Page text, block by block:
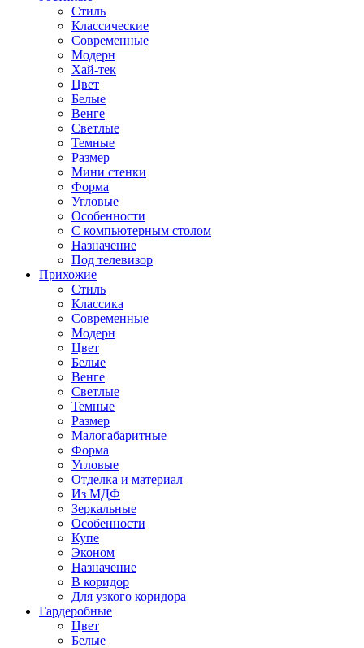
Стиль
Классические
Современные
Модерн
Хай-тек
Цвет
Белые
Венге
Светлые
Темные
Размер
Мини стенки
Форма
Угловые
Особенности
С компьютерным столом
Назначение
Под телевизор
Прихожие
Стиль
Классика
Современные
Модерн
Цвет
Белые
Венге
Светлые
Темные
Размер
Малогабаритные
Форма
Угловые
Отделка и материал
Из МДФ
Зеркальные
Особенности
Купе
Эконом
Назначение
В коридор
Для узкого коридора
Гардеробные
Цвет
Белые